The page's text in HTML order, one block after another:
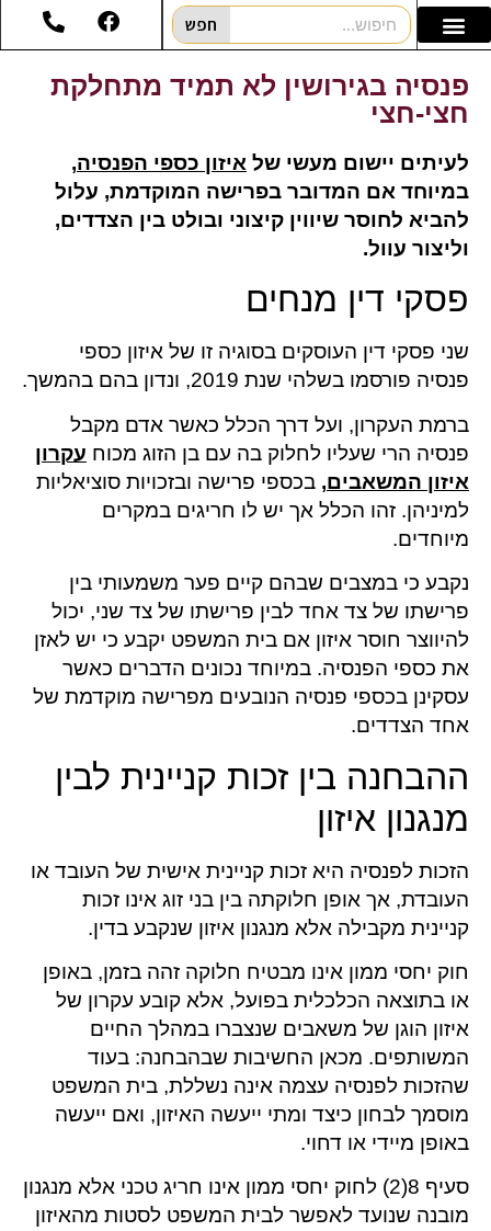
חפש
פנסיה בגירושין לא תמיד מתחלקת
חצי-חצי
לעיתים יישום מעשי של איזון כספי הפנסיה,
במיוחד אם המדובר בפרישה המוקדמת, עלול
להביא לחוסר שיווין קיצוני ובולט בין הצדדים,
וליצור עוול.
פסקי דין מנחים
שני פסקי דין העוסקים בסוגיה זו של איזון כספי
פנסיה פורסמו בשלהי שנת 2019, ונדון בהם בהמשך.
ברמת העקרון, ועל דרך הכלל כאשר אדם מקבל
פנסיה הרי שעליו לחלוק בה עם בן הזוג מכוח עקרון
איזון המשאבים, בכספי פרישה ובזכויות סוציאליות
למיניהן. זהו הכלל אך יש לו חריגים במקרים
מיוחדים.
נקבע כי במצבים שבהם קיים פער משמעותי בין
פרישתו של צד אחד לבין פרישתו של צד שני, יכול
להיווצר חוסר איזון אם בית המשפט יקבע כי יש לאזן
את כספי הפנסיה. במיוחד נכונים הדברים כאשר
עסקינן בכספי פנסיה הנובעים מפרישה מוקדמת של
אחד הצדדים.
ההבחנה בין זכות קניינית לבין
מנגנון איזון
הזכות לפנסיה היא זכות קניינית אישית של העובד או
העובדת, אך אופן חלוקתה בין בני זוג אינו זכות
קניינית מקבילה אלא מנגנון איזון שנקבע בדין.
חוק יחסי ממון אינו מבטיח חלוקה זהה בזמן, באופן
או בתוצאה הכלכלית בפועל, אלא קובע עקרון של
איזון הוגן של משאבים שנצברו במהלך החיים
המשותפים. מכאן החשיבות שבהבחנה: בעוד
שהזכות לפנסיה עצמה אינה נשללת, בית המשפט
מוסמך לבחון כיצד ומתי ייעשה האיזון, ואם ייעשה
באופן מיידי או דחוי.
סעיף 8(2) לחוק יחסי ממון אינו חריג טכני אלא מנגנון
מובנה שנועד לאפשר לבית המשפט לסטות מהאיזון